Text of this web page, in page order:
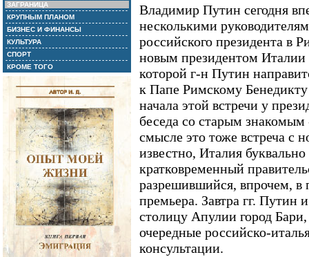
ЗАГРАНИЦА
КРУПНЫМ ПЛАНОМ
БИЗНЕС И ФИНАНСЫ
КУЛЬТУРА
СПОРТ
КРОМЕ ТОГО
Владимир Путин сегодня
несколькими
российского президента в
новым президентом
которой г-н Путин
к Папе Римскому
начала этой встречи у
беседа со старым
смысле это тоже встреча с
известно, Италия
кратковременный
разрешившийся, впрочем, в
премьера. Завтра гг. Путин
столицу Апулии город
очередные российско-
консультации.